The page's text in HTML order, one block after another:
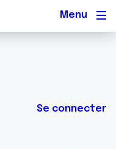
Se connecter